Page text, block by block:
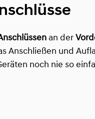
an der
Anschließen und
noch nie so